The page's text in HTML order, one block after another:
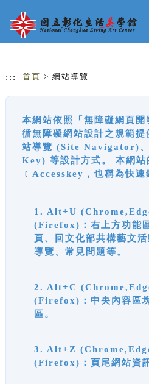
::: 首頁 > 網站導覽
本網站依照「無障礙網頁
循無障礙網站設計之規範
站導覽 (Site Navigator)
Key) 等設計方式。 本網站
﹝Accesskey，也稱為快速
1. Alt+U
(Firefox)：右上方功能
頁、回文化部共構藝文
導覽、常見問題等。
2. Alt+C
(Firefox)：中央內容區
區。
3. Alt+Z
(Firefox)：頁尾網站資